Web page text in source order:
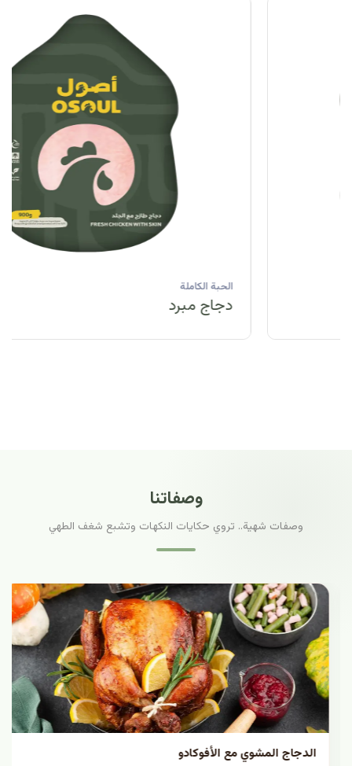
وصفاتنا
وصفات شهية.. تروي حكايات النكهات وتشبع شغف الطهي
الدجاج المشوي مع الأفوكادو